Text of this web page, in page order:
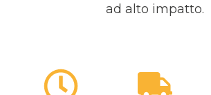
ad alto impatto.